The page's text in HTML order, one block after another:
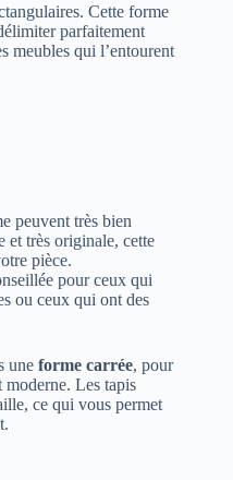
Cette forme
parfaitement
meubles qui l’entourent
peuvent très bien
et très originale, cette
pièce.
pour ceux qui
ou ceux qui ont des
une forme carrée, pour
Les tapis
ce qui vous permet